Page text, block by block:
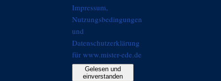
Impressum,
Nutzungsbedingungen
und
Datenschutzerklärung
für www.mister-ede.de
Gelesen und
einverstanden